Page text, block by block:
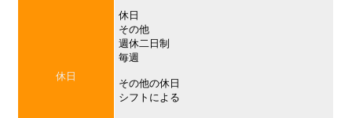
休日
休日
その他
週休二日制
毎週
その他の休日
シフトによる